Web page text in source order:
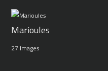
Marioules
27 Images